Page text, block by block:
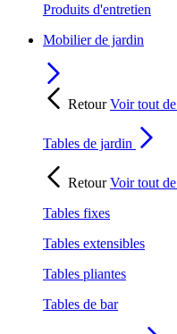
Produits d'entretien
Mobilier de jardin
RetourVoir tout de
Tables de jardin
RetourVoir tout de
Tables fixes
Tables extensibles
Tables pliantes
Tables de bar